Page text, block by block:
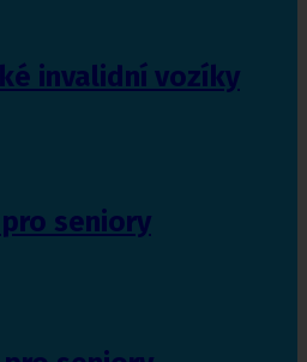
invalidní vozíky
seniory